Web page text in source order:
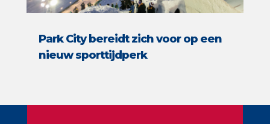
Park City bereidt zich voor op een
nieuw sporttijdperk